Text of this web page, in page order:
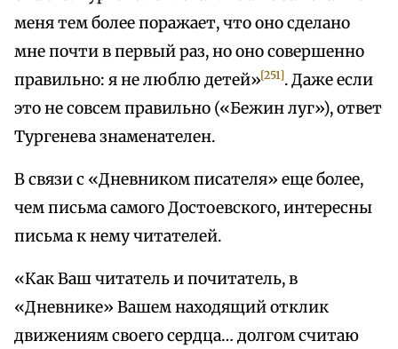
меня тем более поражает, что оно сделано
мне почти в первый раз, но оно совершенно
правильно: я не люблю детей»[251]. Даже если
это не совсем правильно («Бежин луг»), ответ
Тургенева знаменателен.
В связи с «Дневником писателя» еще более,
чем письма самого Достоевского, интересны
письма к нему читателей.
«Как Ваш читатель и почитатель, в
«Дневнике» Вашем находящий отклик
движениям своего сердца… долгом считаю